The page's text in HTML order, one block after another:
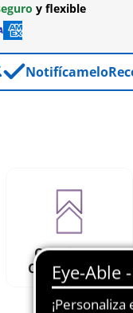
y flexible
Notifícamelo
Creativos y
Combinables